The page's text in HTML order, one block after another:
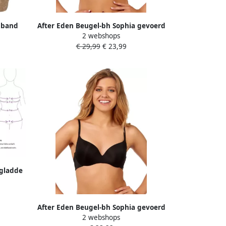
After Eden Beugel-bh Sophia gevoerd
met beugel verstelbare bandjes basic
comfortabel
2 webshops
€ 29,99€ 23,99
After Eden Beugel-bh Sophia gevoerd
met beugel verstelbare bandjes basic
2 webshops